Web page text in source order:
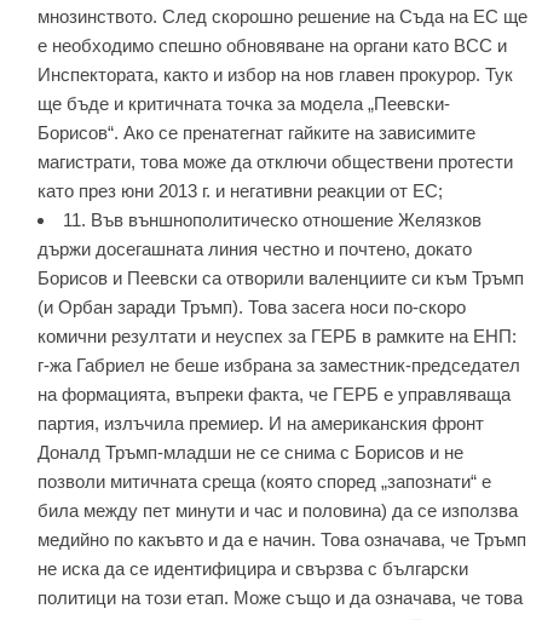
мнозинството. След скорошно решение на Съда на ЕС ще
е необходимо спешно обновяване на органи като ВСС и
Инспектората, както и избор на нов главен прокурор. Тук
ще бъде и критичната точка за модела „Пеевски-
Борисов“. Ако се пренатегнат гайките на зависимите
магистрати, това може да отключи обществени протести
като през юни 2013 г. и негативни реакции от ЕС;
11. Във външнополитическо отношение Желязков
държи досегашната линия честно и почтено, докато
Борисов и Пеевски са отворили валенциите си към Тръмп
(и Орбан заради Тръмп). Това засега носи по-скоро
комични резултати и неуспех за ГЕРБ в рамките на ЕНП:
г-жа Габриел не беше избрана за заместник-председател
на формацията, въпреки факта, че ГЕРБ е управляваща
партия, излъчила премиер. И на американския фронт
Доналд Тръмп-младши не се снима с Борисов и не
позволи митичната среща (която според „запознати“ е
била между пет минути и час и половина) да се използва
медийно по какъвто и да е начин. Това означава, че Тръмп
не иска да се идентифицира и свързва с български
политици на този етап. Може също и да означава, че това